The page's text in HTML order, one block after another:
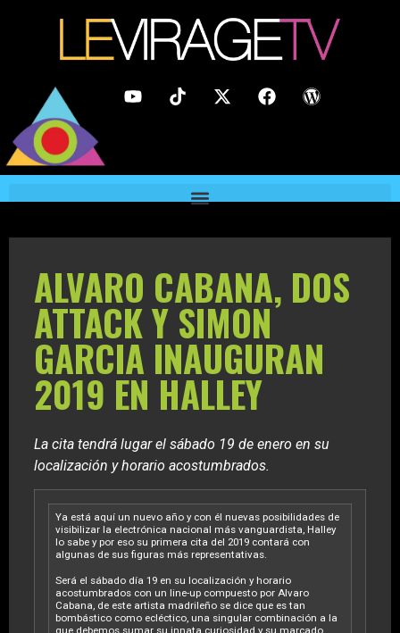
ALVARO CABANA, DOS
ATTACK Y SIMON
GARCIA INAUGURAN
2019 EN HALLEY
La cita tendrá lugar el sábado 19 de enero en su
localización y horario acostumbrados.
Ya está aquí un nuevo año y con él nuevas posibilidades de
visibilizar la electrónica nacional más vanguardista, Halley
lo sabe y por eso su primera cita del 2019 contará con
algunas de sus figuras más representativas.
Será el sábado día 19 en su localización y horario
acostumbrados con un line-up compuesto por Alvaro
Cabana, de este artista madrileño se dice que es tan
bombástico como ecléctico, una singular combinación a la
que debemos sumar su innata curiosidad y su marcado